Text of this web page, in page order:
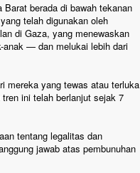
berada di bawah tekanan
telah digunakan oleh
di Gaza, yang menewaskan
anak — dan melukai lebih dari
mereka yang tewas atau terluka
ini telah berlanjut sejak 7
tentang legalitas dan
jawab atas pembunuhan